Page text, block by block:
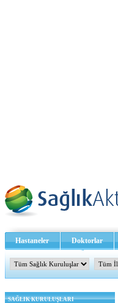
Hastaneler Doktorlar
Sağlık TV - Video İletişim
SAĞLIK KURULUŞLARI